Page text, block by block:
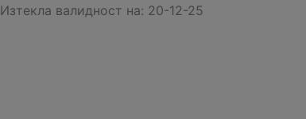
Изтекла валидност на: 20-12-25